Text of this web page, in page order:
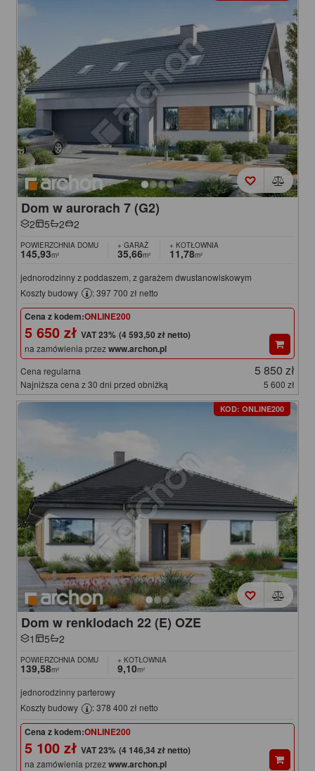
Dom w aurorach 7 (G2)
2 5 2 2
POWIERZCHNIA DOMU
145,93m²
+ GARAŻ
35,66m²
+ KOTŁOWNIA
11,78m²
jednorodzinny z poddaszem, z garażem dwustanowiskowym
Koszty budowy
: 397 700 zł netto
Cena z kodem:ONLINE200
5 650 zł (4 593,50 zł netto)
na zamówienia przezwww.archon.pl
Cena regularna 5 850 zł
Najniższa cena z 30 dni przed obniżką 5 600 zł
KOD: ONLINE200
Dom w renklodach 22 (E) OZE
1 5 2
POWIERZCHNIA DOMU
139,58m²
+ KOTŁOWNIA
9,10m²
jednorodzinny parterowy
Koszty budowy
: 378 400 zł netto
Cena z kodem:ONLINE200
5 100 zł (4 146,34 zł netto)
na zamówienia przezwww.archon.pl